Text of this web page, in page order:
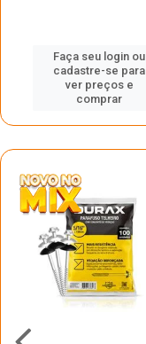
Faça seu login ou
cadastre-se para
ver preços e
comprar